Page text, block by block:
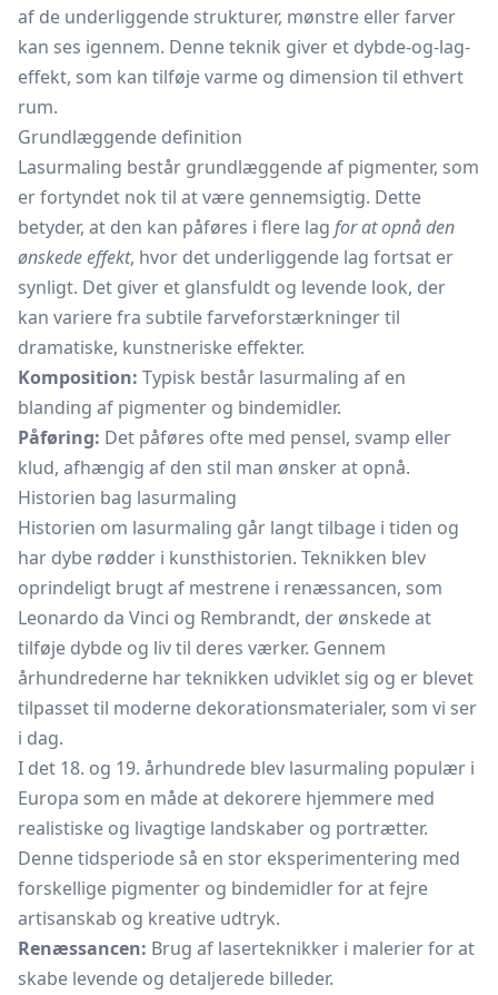
af de underliggende strukturer, mønstre eller farver
kan ses igennem. Denne teknik giver et dybde-og-lag-
effekt, som kan tilføje varme og dimension til ethvert
rum.
Grundlæggende definition
Lasurmaling består grundlæggende af pigmenter, som
er fortyndet nok til at være gennemsigtig. Dette
betyder, at den kan påføres i flere lag for at opnå den
ønskede effekt, hvor det underliggende lag fortsat er
synligt. Det giver et glansfuldt og levende look, der
kan variere fra subtile farveforstærkninger til
dramatiske, kunstneriske effekter.
Komposition: Typisk består lasurmaling af en
blanding af pigmenter og bindemidler.
Påføring: Det påføres ofte med pensel, svamp eller
klud, afhængig af den stil man ønsker at opnå.
Historien bag lasurmaling
Historien om lasurmaling går langt tilbage i tiden og
har dybe rødder i kunsthistorien. Teknikken blev
oprindeligt brugt af mestrene i renæssancen, som
Leonardo da Vinci og Rembrandt, der ønskede at
tilføje dybde og liv til deres værker. Gennem
århundrederne har teknikken udviklet sig og er blevet
tilpasset til moderne dekorationsmaterialer, som vi ser
i dag.
I det 18. og 19. århundrede blev lasurmaling populær i
Europa som en måde at dekorere hjemmere med
realistiske og livagtige landskaber og portrætter.
Denne tidsperiode så en stor eksperimentering med
forskellige pigmenter og bindemidler for at fejre
artisanskab og kreative udtryk.
Renæssancen: Brug af laserteknikker i malerier for at
skabe levende og detaljerede billeder.